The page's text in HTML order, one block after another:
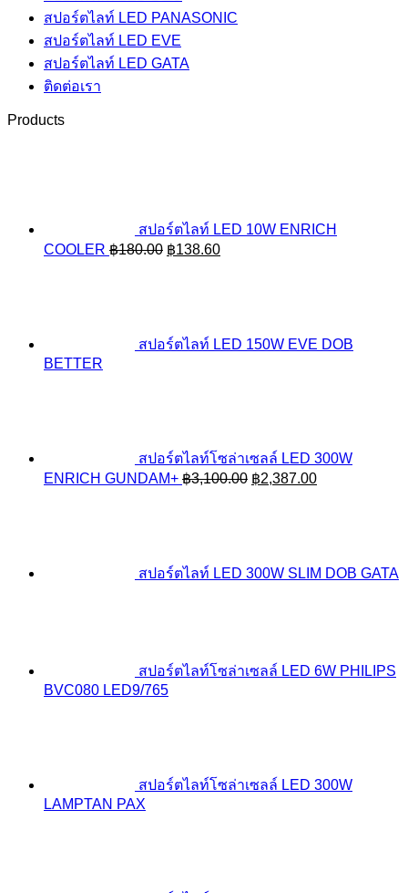
สปอร์ตไลท์ LED PANASONIC
สปอร์ตไลท์ LED EVE
สปอร์ตไลท์ LED GATA
ติดต่อเรา
Products
สปอร์ตไลท์ LED 10W ENRICH
COOLER ฿180.00 Original
฿138.60Current
สปอร์ตไลท์ LED 150W EVE DOB
BETTER
สปอร์ตไลท์โซล่าเซลล์ LED 300W
ENRICH GUNDAM+ ฿3,100.00 Original
฿2,387.00Current
สปอร์ตไลท์ LED 300W SLIM DOB GATA
สปอร์ตไลท์โซล่าเซลล์ LED 6W PHILIPS
BVC080 LED9/765
สปอร์ตไลท์โซล่าเซลล์ LED 300W
LAMPTAN PAX